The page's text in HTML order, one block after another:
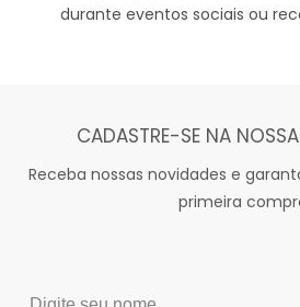
durante eventos sociais ou
CADASTRE-SE NA NOSSA
Receba nossas novidades e
primeira